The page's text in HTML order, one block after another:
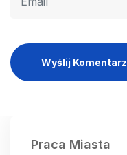
Wyślij Komentarz
Praca Miasta